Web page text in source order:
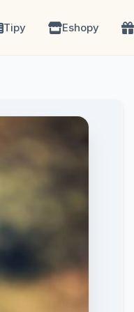
Tipy Eshopy